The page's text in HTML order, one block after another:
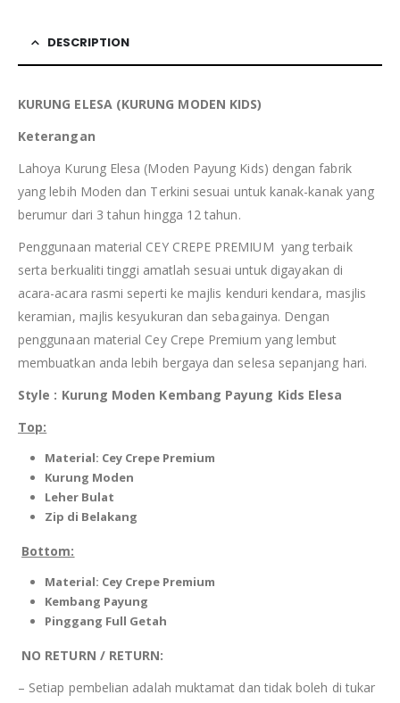
DESCRIPTION
KURUNG ELESA (KURUNG MODEN KIDS)
Keterangan
Lahoya Kurung Elesa (Moden Payung Kids) dengan fabrik
yang lebih Moden dan Terkini sesuai untuk kanak-kanak yang
berumur dari 3 tahun hingga 12 tahun.
Penggunaan material CEY CREPE PREMIUM yang terbaik
serta berkualiti tinggi amatlah sesuai untuk digayakan di
acara-acara rasmi seperti ke majlis kenduri kendara, masjlis
keramian, majlis kesyukuran dan sebagainya. Dengan
penggunaan material Cey Crepe Premium yang lembut
membuatkan anda lebih bergaya dan selesa sepanjang hari.
Style : Kurung Moden Kembang Payung Kids Elesa
Top:
Material: Cey Crepe Premium
Kurung Moden
Leher Bulat
Zip di Belakang
Bottom:
Material: Cey Crepe Premium
Kembang Payung
Pinggang Full Getah
NO RETURN / RETURN:
– Setiap pembelian adalah muktamat dan tidak boleh di tukar